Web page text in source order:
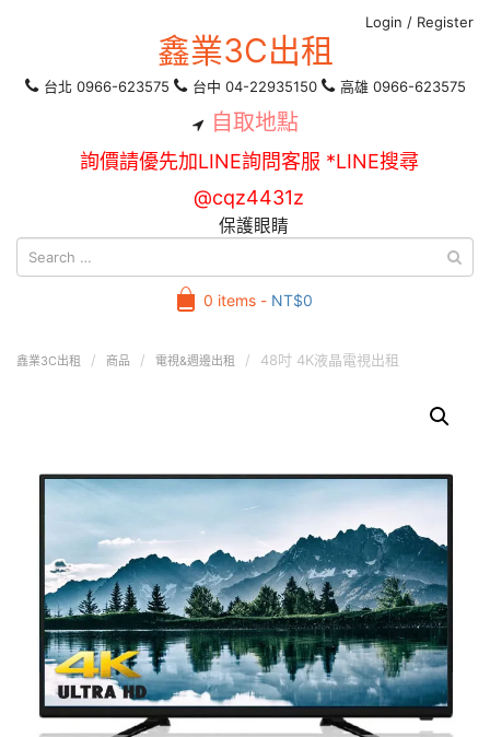
Login / Register
鑫業3C出租
台北 0966-623575 台中 04-22935150 高雄 0966-623575
自取地點
詢價請優先加LINE詢問客服 *LINE搜尋
@cqz4431z
保護眼睛
0 items - NT$0
鑫業3C出租 商品 電視&週邊出租 48吋 4K液晶電視出租